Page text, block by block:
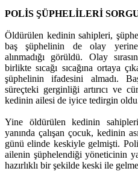
POLİS ŞÜPHELİLERİ
Öldürülen kedinin sahipleri,
baş şüphelinin de olay
alınmadığı görüldü. Olay
birlikte sıcağı sıcağına ortaya
şüphelinin ifadesini almadı.
süreçteki gerginliği artırıcı ve
kedinin ailesi de iyice tedirgin
Yine öldürülen kedinin
yanında çalışan çocuk, kedinin
günü elinde keskiyle gelmişti.
ailenin şüphelendiği yöneticinin
hazırlıklı bir şekilde keski ile